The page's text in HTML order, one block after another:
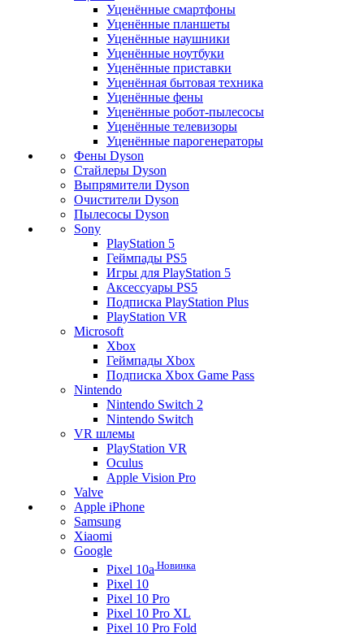
Уценённые смартфоны
Уценённые планшеты
Уценённые наушники
Уценённые ноутбуки
Уценённые приставки
Уценённая бытовая техника
Уценённые фены
Уценённые робот-пылесосы
Уценённые телевизоры
Уценённые парогенераторы
Фены Dyson
Стайлеры Dyson
Выпрямители Dyson
Очистители Dyson
Пылесосы Dyson
Sony
PlayStation 5
Геймпады PS5
Игры для PlayStation 5
Аксессуары PS5
Подписка PlayStation Plus
PlayStation VR
Microsoft
Xbox
Геймпады Xbox
Подписка Xbox Game Pass
Nintendo
Nintendo Switch 2
Nintendo Switch
VR шлемы
PlayStation VR
Oculus
Apple Vision Pro
Valve
Apple iPhone
Samsung
Xiaomi
Google
Pixel 10a Новинка
Pixel 10
Pixel 10 Pro
Pixel 10 Pro XL
Pixel 10 Pro Fold